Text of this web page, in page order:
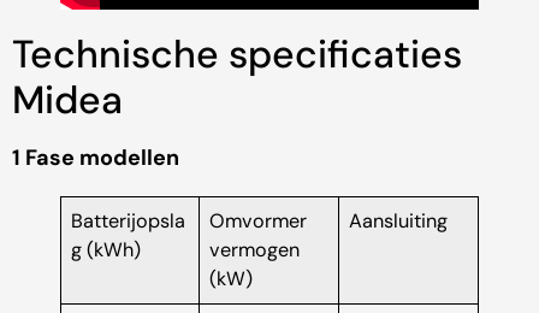
Technische specificaties
Midea
1 Fase modellen
Batterijopsla
g (kWh)
Omvormer
vermogen
(kW)
Aansluiting